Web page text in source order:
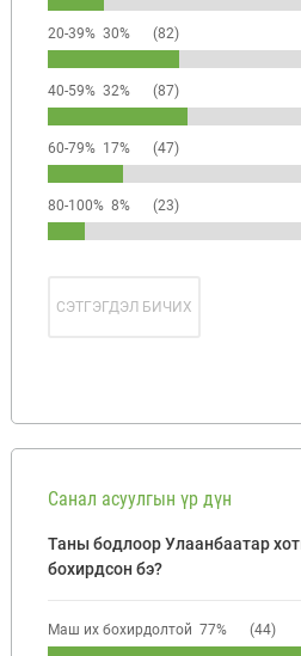
20-39% 30% (82)
40-59% 32% (87)
60-79% 17% (47)
80-100% 8% (23)
СЭТГЭГДЭЛ БИЧИХ
Санал асуулгын үр дүн
Таны бодлоор Улаанбаатар
бохирдсон бэ?
Маш их бохирдолтой 77% (44)